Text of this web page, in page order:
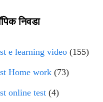
निवडा
e learning video(155)
Home work(73)
online test(4)